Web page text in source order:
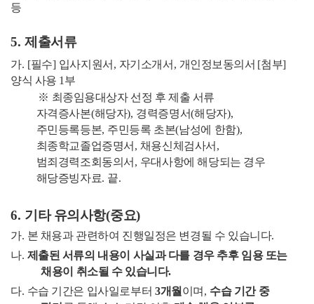
등
5. 제출서류
가. [필수] 입사지원서 , 자기소개서 , 개인정보동의서 [첨부]
양식 사용 1 부
※ 최종임용대상자 선정 후 제출 서류
자격증사본(해당자), 경력증명서(해당자),
주민등록등본, 주민등록 초본(남성에 한함),
최종학교졸업증명서 , 채용신체검사서 ,
범죄경력조회동의서 , 우대사항에 해당되는 경우
해당증빙자료. 끝.
6. 기타 유의사항(중요)
가. 본 채용과 관련하여 진행일정은 변경될 수 있습니다.
나. 제출된 서류의 내용이 사실과 다를 경우 추후 임용 또는
채용이 취소될 수 있습니다.
다. 수습 기간은 입사일로부터 3개월 이며 , 수습 기간 중